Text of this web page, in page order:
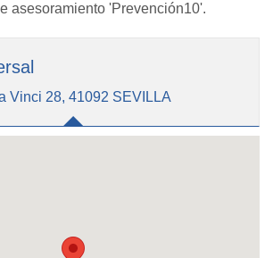
asesoramiento 'Prevención10'.
Vinci 28, 41092 SEVILLA